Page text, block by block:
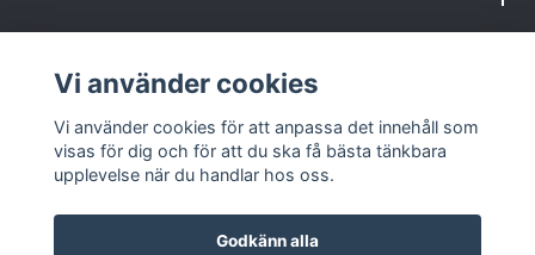
Läs mer
Vi använder cookies
Vi använder cookies för att anpassa det innehåll som
visas för dig och för att du ska få bästa tänkbara
upplevelse när du handlar hos oss.
Godkänn alla